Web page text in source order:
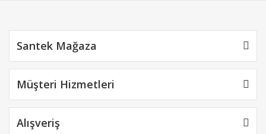
Santek Mağaza
Müşteri Hizmetleri
Alışveriş